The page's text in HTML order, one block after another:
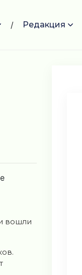
Редакция
вошли